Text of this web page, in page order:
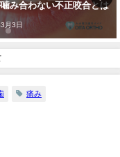
み合わない不正咬合とは
月3日
痛み